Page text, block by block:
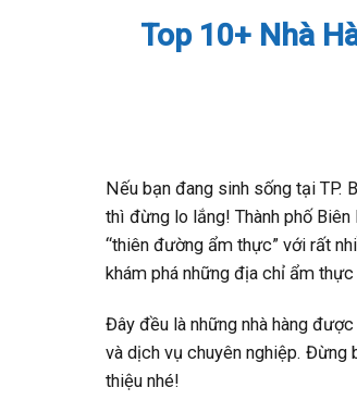
Top 10+ Nhà
Nếu bạn đang sinh sống tại TP.
thì đừng lo lắng! Thành phố
“thiên đường ẩm thực” với rất
khám phá những địa chỉ ẩm
Đây đều là những nhà hàng
và dịch vụ chuyên nghiệp.
thiệu nhé!